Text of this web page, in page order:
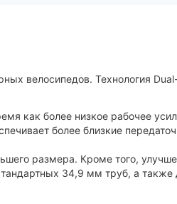
велосипедов. Технология
как более низкое рабочее
более близкие
размера. Кроме того,
34,9 мм труб, а